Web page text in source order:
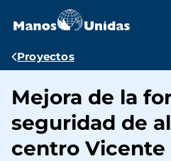
contenido
Ruta
navegación
Proyectos
Mejora de la
seguridad de
centro Vicente